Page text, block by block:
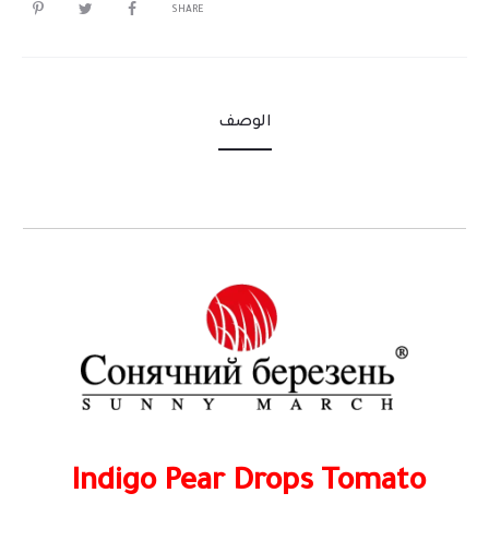
SHARE
الوصف
Indigo Pear Drops Tomato